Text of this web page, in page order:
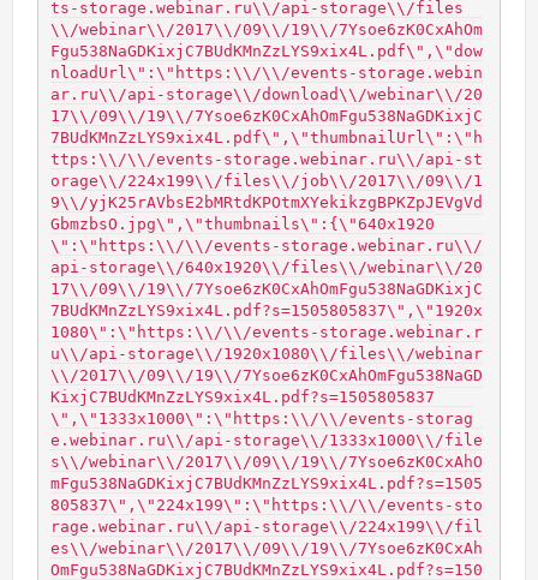
ts-storage.webinar.ru\\/api-storage\\/files
\\/webinar\\/2017\\/09\\/19\\/7Ysoe6zK0CxAhOm
Fgu538NaGDKixjC7BUdKMnZzLYS9xix4L.pdf\",\"dow
nloadUrl\":\"https:\\/\\/events-storage.webin
ar.ru\\/api-storage\\/download\\/webinar\\/20
17\\/09\\/19\\/7Ysoe6zK0CxAhOmFgu538NaGDKixjC
7BUdKMnZzLYS9xix4L.pdf\",\"thumbnailUrl\":\"h
ttps:\\/\\/events-storage.webinar.ru\\/api-st
orage\\/224x199\\/files\\/job\\/2017\\/09\\/1
9\\/yjK25rAVbsE2bMRtdKPOtmXYekikzgBPKZpJEVgVd
GbmzbsO.jpg\",\"thumbnails\":{\"640x1920
\":\"https:\\/\\/events-storage.webinar.ru\\/
api-storage\\/640x1920\\/files\\/webinar\\/20
17\\/09\\/19\\/7Ysoe6zK0CxAhOmFgu538NaGDKixjC
7BUdKMnZzLYS9xix4L.pdf?s=1505805837\",\"1920x
1080\":\"https:\\/\\/events-storage.webinar.r
u\\/api-storage\\/1920x1080\\/files\\/webinar
\\/2017\\/09\\/19\\/7Ysoe6zK0CxAhOmFgu538NaGD
KixjC7BUdKMnZzLYS9xix4L.pdf?s=1505805837
\",\"1333x1000\":\"https:\\/\\/events-storag
e.webinar.ru\\/api-storage\\/1333x1000\\/file
s\\/webinar\\/2017\\/09\\/19\\/7Ysoe6zK0CxAhO
mFgu538NaGDKixjC7BUdKMnZzLYS9xix4L.pdf?s=1505
805837\",\"224x199\":\"https:\\/\\/events-sto
rage.webinar.ru\\/api-storage\\/224x199\\/fil
es\\/webinar\\/2017\\/09\\/19\\/7Ysoe6zK0CxAh
OmFgu538NaGDKixjC7BUdKMnZzLYS9xix4L.pdf?s=150